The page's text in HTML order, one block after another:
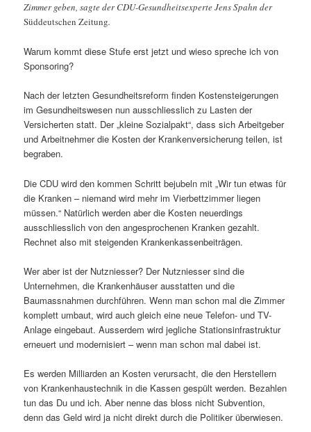
Zimmer geben, sagte der CDU-Gesundheitsexperte Jens Spahn der
Süddeutschen Zeitung.
Warum kommt diese Stufe erst jetzt und wieso spreche ich von
Sponsoring?
Nach der letzten Gesundheitsreform finden Kostensteigerungen
im Gesundheitswesen nun ausschliesslich zu Lasten der
Versicherten statt. Der „kleine Sozialpakt“, dass sich Arbeitgeber
und Arbeitnehmer die Kosten der Krankenversicherung teilen, ist
begraben.
Die CDU wird den kommen Schritt bejubeln mit „Wir tun etwas für
die Kranken – niemand wird mehr im Vierbettzimmer liegen
müssen.“ Natürlich werden aber die Kosten neuerdings
ausschliesslich von den angesprochenen Kranken gezahlt.
Rechnet also mit steigenden Krankenkassenbeiträgen.
Wer aber ist der Nutzniesser? Der Nutzniesser sind die
Unternehmen, die Krankenhäuser ausstatten und die
Baumassnahmen durchführen. Wenn man schon mal die Zimmer
komplett umbaut, wird auch gleich eine neue Telefon- und TV-
Anlage eingebaut. Ausserdem wird jegliche Stationsinfrastruktur
erneuert und modernisiert – wenn man schon mal dabei ist.
Es werden Milliarden an Kosten verursacht, die den Herstellern
von Krankenhaustechnik in die Kassen gespült werden. Bezahlen
tun das Du und ich. Aber nenne das bloss nicht Subvention,
denn das Geld wird ja nicht direkt durch die Politiker überwiesen.